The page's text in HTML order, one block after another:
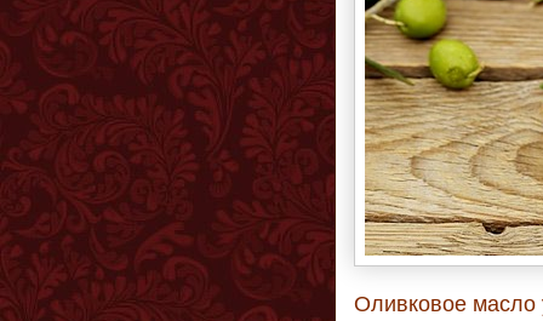
Оливковое масло